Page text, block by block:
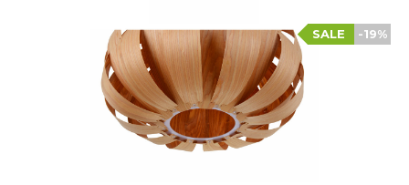
-19%
SALE